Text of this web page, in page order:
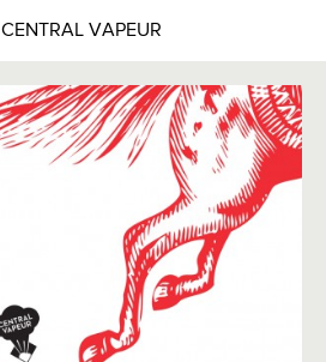
CENTRAL VAPEUR